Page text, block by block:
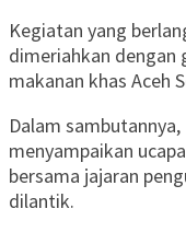
Kegiatan yang
dimeriahkan dengan
makanan khas Aceh
Dalam
menyampaikan
bersama jajaran
dilantik.